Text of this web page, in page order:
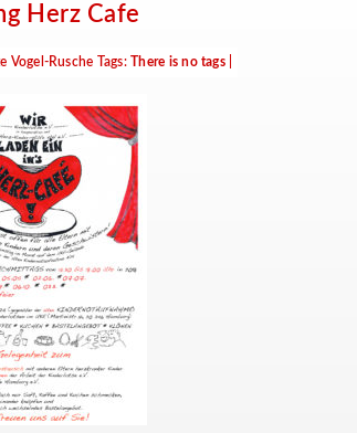
Herz Cafe
Vogel-Rusche Tags:There is no tags